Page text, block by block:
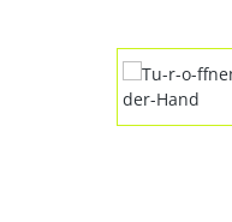
Skip image gallery